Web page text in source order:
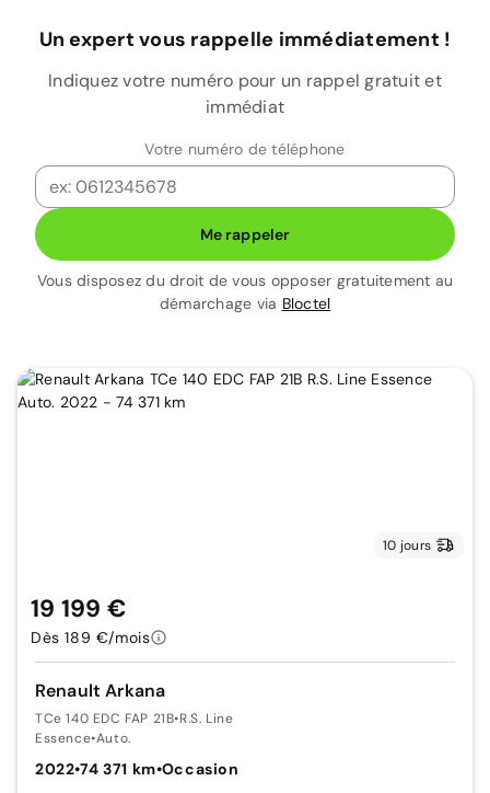
Un expert vous rappelle immédiatement !
Indiquez votre numéro pour un rappel gratuit et
immédiat
Votre numéro de téléphone
Me rappeler
Vous disposez du droit de vous opposer gratuitement au
démarchage via Bloctel
10 jours
Renault Arkana
TCe 140 EDC FAP 21B•R.S. Line
Essence•Auto.
2022•74 371 km•Occasion
19 199 €
Dès 189 €/mois